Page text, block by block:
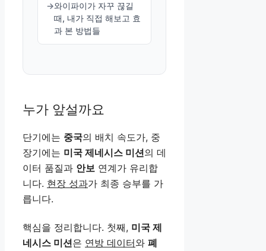
와이파이가 자꾸 끊길
때, 내가 직접 해보고 효
과 본 방법들
누가 앞설까요
단기에는 중국의 배치 속도가, 중
장기에는 미국 제네시스 미션의 데
이터 품질과 안보 연계가 유리합
니다. 현장 성과가 최종 승부를 가
릅니다.
핵심을 정리합니다. 첫째, 미국 제
네시스 미션은 연방 데이터와 폐